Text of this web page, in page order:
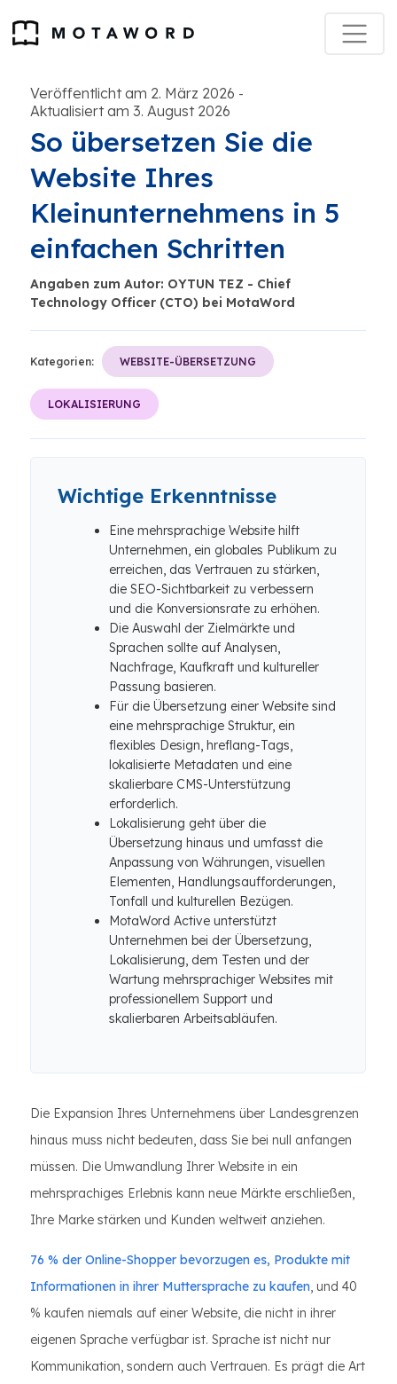
Veröffentlicht am 2. März 2026 -
Aktualisiert am 3. August 2026
So übersetzen Sie die
Website Ihres
Kleinunternehmens in 5
einfachen Schritten
Angaben zum Autor: OYTUN TEZ - Chief
Technology Officer (CTO) bei MotaWord
Kategorien: WEBSITE-ÜBERSETZUNG
LOKALISIERUNG
Wichtige Erkenntnisse
Eine mehrsprachige Website hilft
Unternehmen, ein globales Publikum zu
erreichen, das Vertrauen zu stärken,
die SEO-Sichtbarkeit zu verbessern
und die Konversionsrate zu erhöhen.
Die Auswahl der Zielmärkte und
Sprachen sollte auf Analysen,
Nachfrage, Kaufkraft und kultureller
Passung basieren.
Für die Übersetzung einer Website sind
eine mehrsprachige Struktur, ein
flexibles Design, hreflang-Tags,
lokalisierte Metadaten und eine
skalierbare CMS-Unterstützung
erforderlich.
Lokalisierung geht über die
Übersetzung hinaus und umfasst die
Anpassung von Währungen, visuellen
Elementen, Handlungsaufforderungen,
Tonfall und kulturellen Bezügen.
MotaWord Active unterstützt
Unternehmen bei der Übersetzung,
Lokalisierung, dem Testen und der
Wartung mehrsprachiger Websites mit
professionellem Support und
skalierbaren Arbeitsabläufen.
Die Expansion Ihres Unternehmens über Landesgrenzen
hinaus muss nicht bedeuten, dass Sie bei null anfangen
müssen. Die Umwandlung Ihrer Website in ein
mehrsprachiges Erlebnis kann neue Märkte erschließen,
Ihre Marke stärken und Kunden weltweit anziehen.
76 % der Online-Shopper bevorzugen es, Produkte mit
Informationen in ihrer Muttersprache zu kaufen, und 40
% kaufen niemals auf einer Website, die nicht in ihrer
eigenen Sprache verfügbar ist. Sprache ist nicht nur
Kommunikation, sondern auch Vertrauen. Es prägt die Art